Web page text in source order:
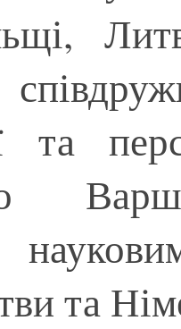
та
та